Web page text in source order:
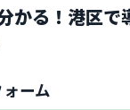
かる！港区で
ーム